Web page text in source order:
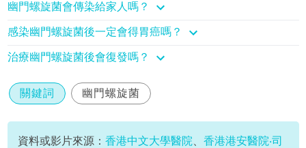
幽門螺旋菌會傳染給家人嗎？
感染幽門螺旋菌後一定會得胃癌嗎？
治療幽門螺旋菌後會復發嗎？
關鍵詞 幽門螺旋菌
資料或影片來源： 香港中文大學醫院
香港港安醫院‧司